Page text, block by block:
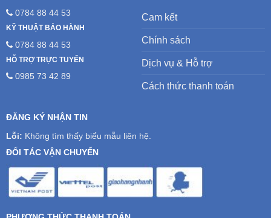
0784 88 44 53
KỸ THUẬT BẢO HÀNH
0784 88 44 53
HỖ TRỢ TRỰC TUYẾN
0985 73 42 89
Cam kết
Chính sách
Dịch vụ & Hỗ trợ
Cách thức thanh toán
ĐĂNG KÝ NHẬN TIN
Lỗi: Không tìm thấy biểu mẫu liên hệ.
ĐỐI TÁC VẬN CHUYỂN